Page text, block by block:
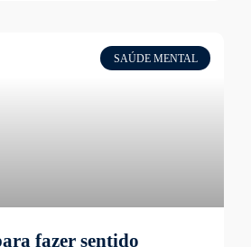
SAÚDE MENTAL
fazer sentido